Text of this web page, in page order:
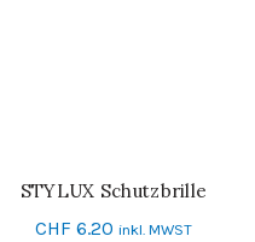
IN DEN WARENKORB
STYLUX Schutzbrille
CHF 6.20 inkl. MWST